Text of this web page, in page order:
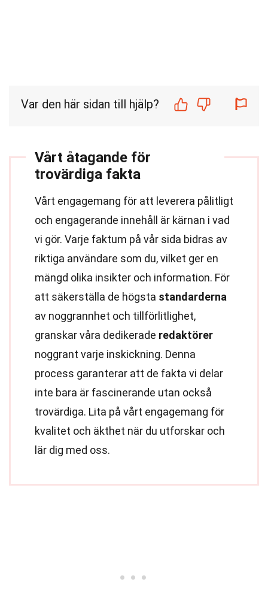
Var den här sidan till hjälp?
Vårt åtagande för
trovärdiga fakta
Vårt engagemang för att leverera pålitligt
och engagerande innehåll är kärnan i vad
vi gör. Varje faktum på vår sida bidras av
riktiga användare som du, vilket ger en
mängd olika insikter och information. För
att säkerställa de högsta standarderna
av noggrannhet och tillförlitlighet,
granskar våra dedikerade redaktörer
noggrant varje inskickning. Denna
process garanterar att de fakta vi delar
inte bara är fascinerande utan också
trovärdiga. Lita på vårt engagemang för
kvalitet och äkthet när du utforskar och
lär dig med oss.